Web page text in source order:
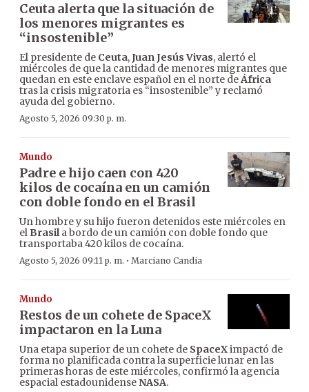
Ceuta alerta que la situación de
los menores migrantes es
“insostenible”
El presidente de Ceuta,Juan Jesús Vivas, alertó el
miércoles de que la cantidad de menores migrantes que
quedan en este enclave español en el norte deÁfrica
tras la crisis migratoria es “insostenible” y reclamó
ayuda del gobierno.
Agosto 5, 2026 09:30 p. m.
Mundo
Padre e hijo caen con 420
kilos de cocaína en un camión
con doble fondo en el Brasil
Un hombre y su hijo fueron detenidos este miércoles en
el Brasila bordo de un camión con doble fondo que
transportaba 420 kilos de cocaína.
Agosto 5, 2026 09:11 p. m. · Marciano Candia
Mundo
Restos de un cohete de SpaceX
impactaron en la Luna
Una etapa superior de un cohete de SpaceXimpactó de
forma no planificada contra la superficie lunar en las
primeras horas de este miércoles, confirmó la agencia
espacial estadounidenseNASA.